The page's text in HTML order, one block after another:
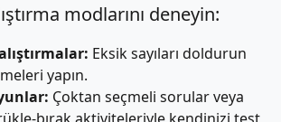
modlarını deneyin:
Eksik sayıları doldurun
yapın.
Çoktan seçmeli sorular veya